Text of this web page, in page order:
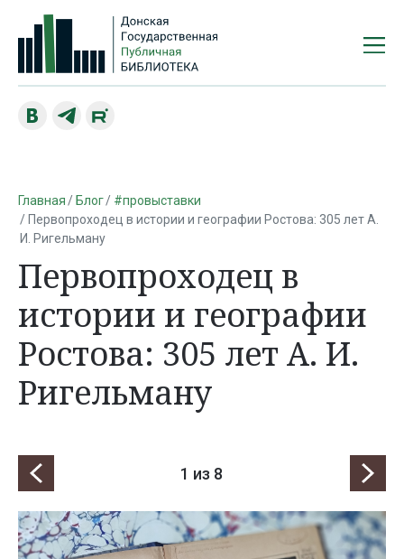
Главная Блог
#провыставки
Первопроходец в истории и географии Ростова: 305 лет А.
И. Ригельману
Первопроходец в
истории и географии
Ростова: 305 лет А. И.
Ригельману
1 из 8